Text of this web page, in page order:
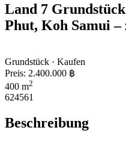
Land 7
Phut, Koh Samui –
Grundstück · Kaufen
Preis: 2.400.000 ฿
400 m2
624561
Beschreibung